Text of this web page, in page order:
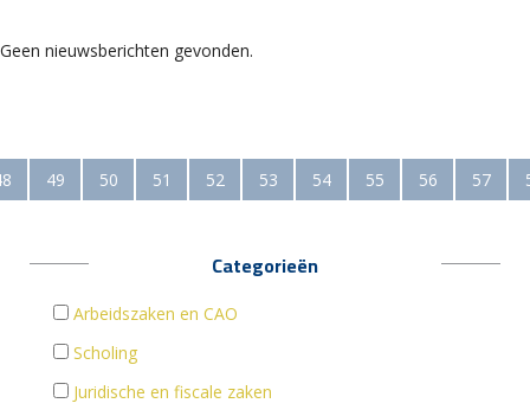
Geen nieuwsberichten gevonden.
49 50 51 52 53 54 55 56 57
Categorieën
Arbeidszaken en CAO
Scholing
Juridische en fiscale zaken